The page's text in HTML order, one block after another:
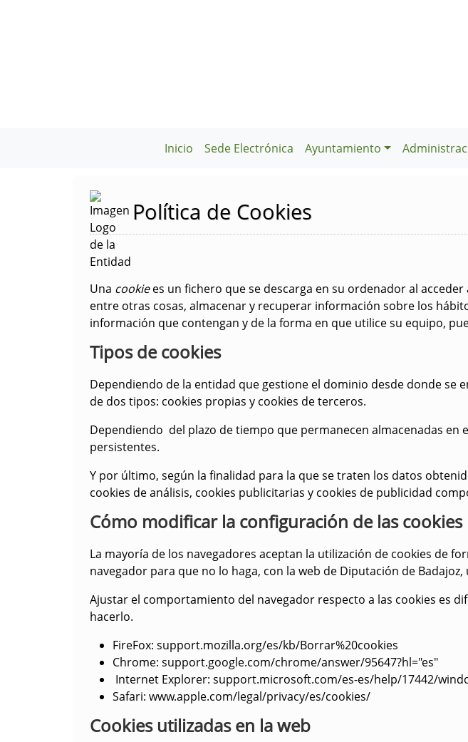
Inicio Sede Electrónica Ayuntamiento
Política de Cookies
Una cookiees un fichero que se descarga en su ordenador al acceder
entre otras cosas, almacenar y recuperar información sobre los
información que contengan y de la forma en que utilice su equipo,
Tipos de cookies
Dependiendo de la entidad que gestione el dominio desde donde se
de dos tipos: cookies propias y cookies de terceros.
Dependiendo del plazo de tiempo que permanecen almacenadas en
persistentes.
Y por último, según la finalidad para la que se traten los datos
cookies de análisis, cookies publicitarias y cookies de publicidad
Cómo modificar la configuración de las cookies
La mayoría de los navegadores aceptan la utilización de cookies de
navegador para que no lo haga, con la web de Diputación de Badajoz,
Ajustar el comportamiento del navegador respecto a las cookies es
hacerlo.
FireFox: support.mozilla.org/es/kb/Borrar%20cookies
Chrome: support.google.com/chrome/answer/95647?hl="es"
Internet Explorer: support.microsoft.com/es-es/help/17442/
Safari: www.apple.com/legal/privacy/es/cookies/
Cookies utilizadas en la web